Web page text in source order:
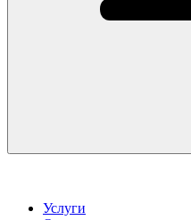
Услуги